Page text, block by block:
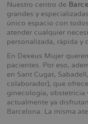
Nuestro centro de
grandes y
único espacio con
atender cualquier
personalizada, rápida y
En Dexeus Mujer
pacientes. Por eso,
en Sant Cugat,
colaborador), que
ginecología, obstetricia
actualmente ya
Barcelona. La misma